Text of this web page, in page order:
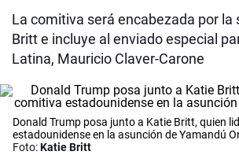
La comitiva será encabezada por la
Britt e incluye al enviado especial
Latina, Mauricio Claver-Carone
Donald Trump posa junto a Katie Britt, quien
estadounidense en la asunción de Yamandú
Foto:Katie Britt